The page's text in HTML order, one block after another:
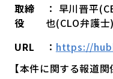
取締
役
： 早川晋平
也(CLO弁護士)
URL
： https://
【本件に関する報道